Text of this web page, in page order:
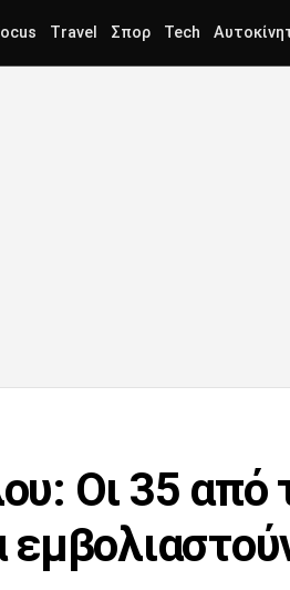
Travel Σπορ Tech
Οι 35 από